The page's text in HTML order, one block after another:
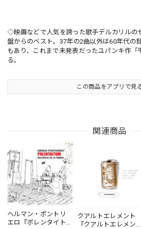
◇映画などで人気を誇った歌手デルカリルの
盤からのベスト。37年の2曲以外は60年代の
もあり、これまで未発表だったユパンキ作「
る。
この商品をアプリで見
関連商品
ヘルマン・ポントリ
エロ『ポレンタイト
クアルトエレメント
『クアルトエレメン